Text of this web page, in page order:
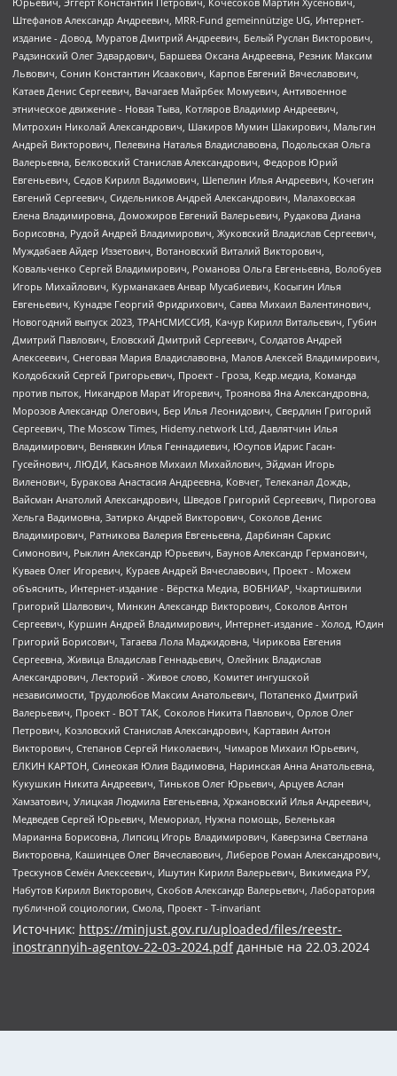
Источник: https://minjust.gov.ru/uploaded/files/reestr-
inostrannyih-agentov-22-03-2024.pdfданные на 22.03.2024